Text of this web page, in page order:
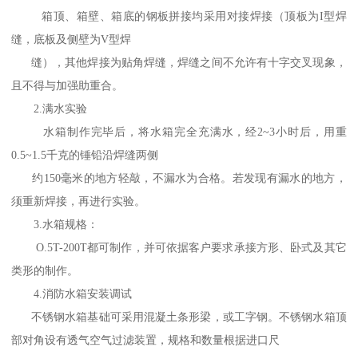
箱顶、箱壁、箱底的钢板拼接均采用对接焊接（顶板为I型焊
缝，底板及侧壁为V型焊
缝），其他焊接为贴角焊缝，焊缝之间不允许有十字交叉现象，
且不得与加强助重合。
2.满水实验
水箱制作完毕后，将水箱完全充满水，经2~3小时后，用重
0.5~1.5千克的锤铅沿焊缝两侧
约150毫米的地方轻敲，不漏水为合格。若发现有漏水的地方，
须重新焊接，再进行实验。
3.水箱规格：
O.5T-200T都可制作，并可依据客户要求承接方形、卧式及其它
类形的制作。
4.消防水箱安装调试
不锈钢水箱基础可采用混凝土条形梁，或工字钢。不锈钢水箱顶
部对角设有透气空气过滤装置，规格和数量根据进口尺